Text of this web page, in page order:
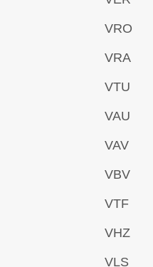
VRO
VRA
VTU
VAU
VAV
VBV
VTF
VHZ
VLS